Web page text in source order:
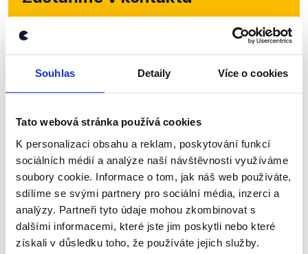
Souhlas Detaily Více o cookies
Tato webová stránka používá cookies
K personalizaci obsahu a reklam, poskytování funkcí
sociálních médií a analýze naší návštěvnosti využíváme
soubory cookie. Informace o tom, jak náš web používáte,
sdílíme se svými partnery pro sociální média, inzerci a
analýzy. Partneři tyto údaje mohou zkombinovat s
dalšími informacemi, které jste jim poskytli nebo které
získali v důsledku toho, že používáte jejich služby.
Přihlaste se k odběru našeho
newsletteru nebowhatsappového
kanálu, kde pravidelně přinášíme
shrnutí nejzajímavějších článků a analýz.
Začněte nás odebírat, a mějte tak
nepravdy se zrovna v Česku šíří.
Newsletter WhatsApp